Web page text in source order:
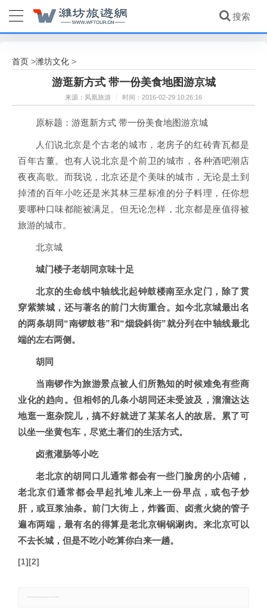
首页 >潍坊文化 >
游逛新方式 带一份美食地图游京城
来源：凤凰旅游 / 时间：2016-02-29 10:26:16
原标题：游逛新方式 带一份美食地图游京城
人们说北京是个古老的城市，老房子的红砖青瓦都是
百年古董。也有人说北京是个前卫的城市，各种酒吧潮店
夜夜高歌。而我说，北京还是个美味的城市，无论是土到
掉渣的百年小吃还是米其林三星标准的分子料理，任你想
要哪种口味都能被满足。但无论怎样，北京都是座值得被
旅游的城市。
北京城
城门楼子老胡同京味十足
北京的生命线中轴线北起钟鼓楼南至永定门，除了贯
穿紫禁城，还与著名的前门大街重合。如今北京城最出名
的两条胡同“南锣鼓巷”和“烟袋斜街”就分列在中轴线最北
端的左右两侧。
胡同
当南锣作为旅游景点被人们所熟知的时候难免有些商
业化的趋向。但相邻的几条小胡同还未受波及，溜溜达达
地逛一逛杂院儿，搞不好就进了某某名人的故居。累了可
以坐一坐黄包车，尽览土著们的生活方式。
卤煮灌肠等小吃
老北京的胡同口儿通常都会有一些门脸房的小店铺，
老北京们通常都会早起扎堆儿来上一份早点，或包子炒
肝，或豆浆油条。前门大街上，炸酱面、卤煮火烧的管子
遍布两端，最有名的得算是老北京铜锅涮肉。来北京可以
不去长城，但是不吃小吃算你白来一趟。
[1][2]